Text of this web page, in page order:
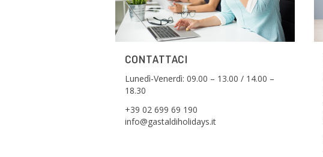
CONTATTACI
Lunedì-Venerdì: 09.00 – 13.00 / 14.00 –
18.30
+39 02 699 69 190
info@gastaldiholidays.it